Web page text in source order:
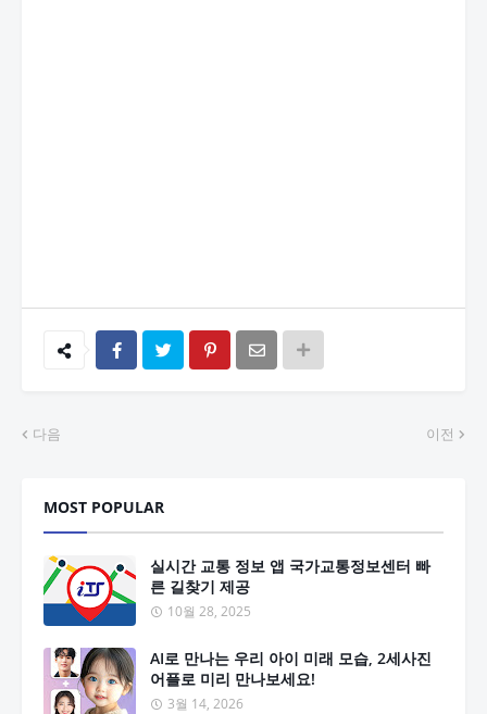
다음 이전
MOST POPULAR
실시간 교통 정보 앱 국가교통정보센터 빠
른 길찾기 제공
10월 28, 2025
AI로 만나는 우리 아이 미래 모습, 2세사진
어플로 미리 만나보세요!
3월 14, 2026